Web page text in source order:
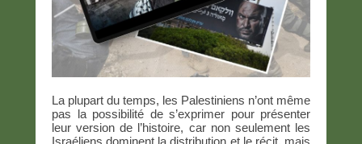
La plupart du temps, les Palestiniens n’ont même
pas la possibilité de s’exprimer pour présenter
leur version de l’histoire, car non seulement les
Israéliens dominent la distribution et le récit, mais